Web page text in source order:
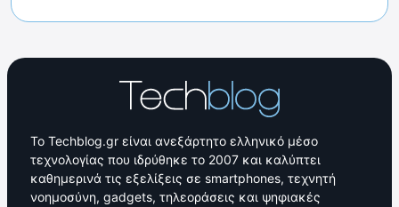
Το Techblog.gr είναι ανεξάρτητο ελληνικό μέσο
τεχνολογίας που ιδρύθηκε το 2007 και καλύπτει
καθημερινά τις εξελίξεις σε smartphones, τεχνητή
νοημοσύνη, gadgets, τηλεοράσεις και ψηφιακές